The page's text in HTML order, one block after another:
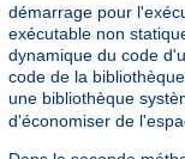
démarrage pour
exécutable non
dynamique du code
code de la
une bibliothèque
d'économiser de